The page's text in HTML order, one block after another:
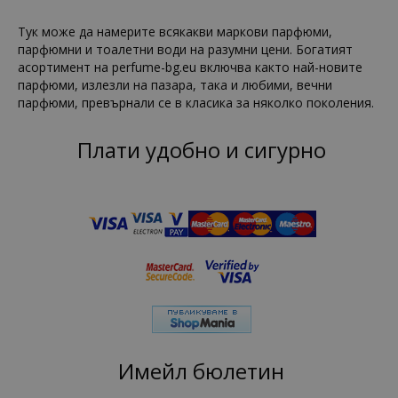
Тук може да намерите всякакви маркови парфюми,
парфюмни и тоалетни води на разумни цени. Богатият
асортимент на perfume-bg.eu включва както най-новите
парфюми, излезли на пазара, така и любими, вечни
парфюми, превърнали се в класика за няколко поколения.
Плати удобно и сигурно
Имейл бюлетин